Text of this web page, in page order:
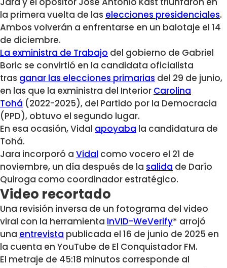
la primera vuelta de las elecciones presidenciales.
Ambos volverán a enfrentarse en un balotaje el 14
de diciembre.
La exministra de Trabajo del gobierno de Gabriel
Boric se convirtió en la candidata oficialista
tras ganar las elecciones primarias del 29 de junio,
en las que la exministra del Interior Carolina
Tohá (2022-2025), del Partido por la Democracia
(PPD), obtuvo el segundo lugar.
En esa ocasión, Vidal apoyaba la candidatura de
Tohá.
Jara incorporó a Vidal como vocero el 21 de
noviembre, un día después de la salida de Darío
Quiroga como coordinador estratégico.
Video recortado
Una revisión inversa de un fotograma del video
viral con la herramienta InVID-WeVerify* arrojó
una entrevista publicada el 16 de junio de 2025 en
la cuenta en YouTube de El Conquistador FM.
El metraje de 45:18 minutos corresponde al